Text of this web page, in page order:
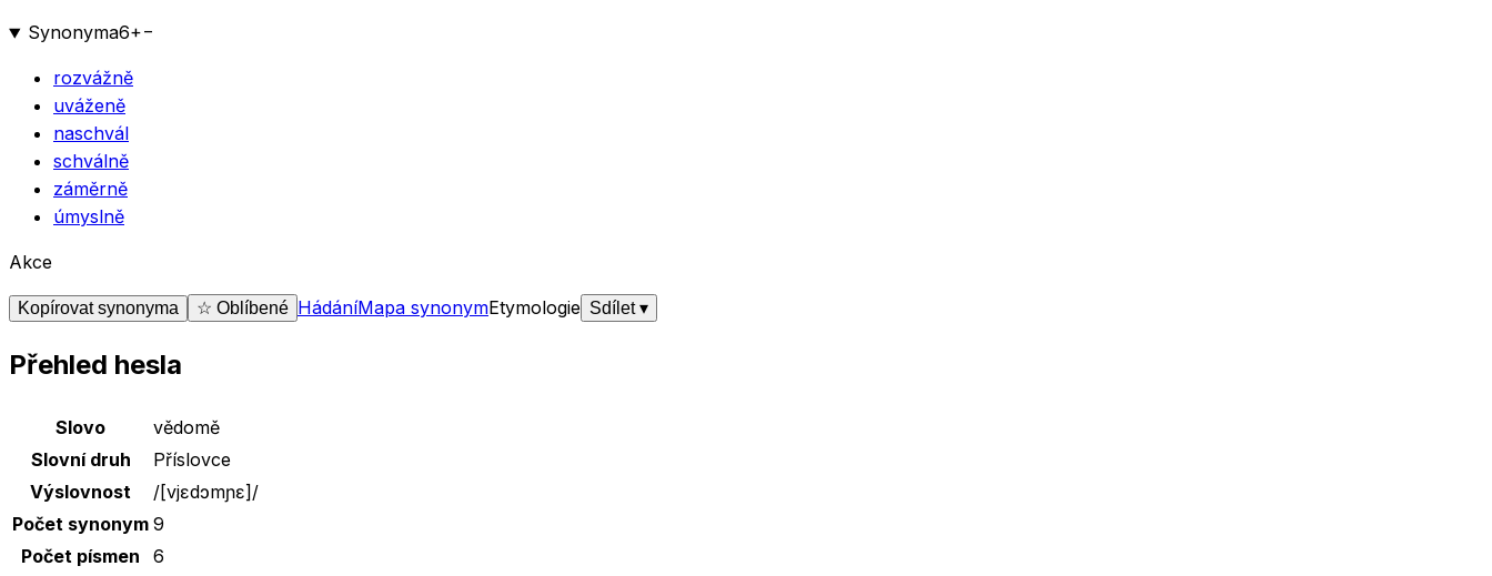
Synonyma6+−
rozvážně
uváženě
naschvál
schválně
záměrně
úmyslně
Akce
Kopírovat synonyma ☆ Oblíbené HádáníMapa synonymEtymologie Sdílet▾
Přehled hesla
Základní údaje o slověvědomě
Slovo
vědomě
Slovní druh
Příslovce
Výslovnost
/[vjɛdɔmɲɛ] /
Počet synonym 9
Počet písmen
6